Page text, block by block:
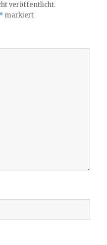
veröffentlicht.
* markiert